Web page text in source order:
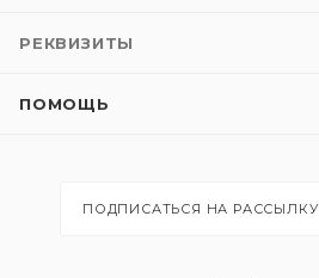
РЕКВИЗИТЫ
ПОМОЩЬ
ПОДПИСАТЬСЯ НА РАССЫЛКУ